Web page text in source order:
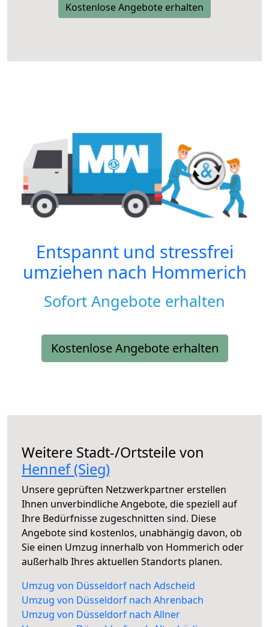
Kostenlose Angebote erhalten
Entspannt und stressfrei
umziehen nach Hommerich
Sofort Angebote erhalten
Kostenlose Angebote erhalten
Weitere Stadt-/Ortsteile von
Hennef (Sieg)
Unsere geprüften Netzwerkpartner erstellen
Ihnen unverbindliche Angebote, die speziell auf
Ihre Bedürfnisse zugeschnitten sind. Diese
Angebote sind kostenlos, unabhängig davon, ob
Sie einen Umzug innerhalb von Hommerich oder
außerhalb Ihres aktuellen Standorts planen.
Umzug von Düsseldorf nach Adscheid
Umzug von Düsseldorf nach Ahrenbach
Umzug von Düsseldorf nach Allner